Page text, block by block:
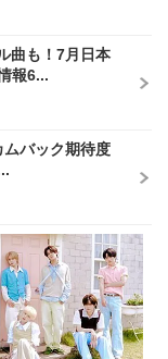
曲も！7月日本
報6...
ムバック期待度